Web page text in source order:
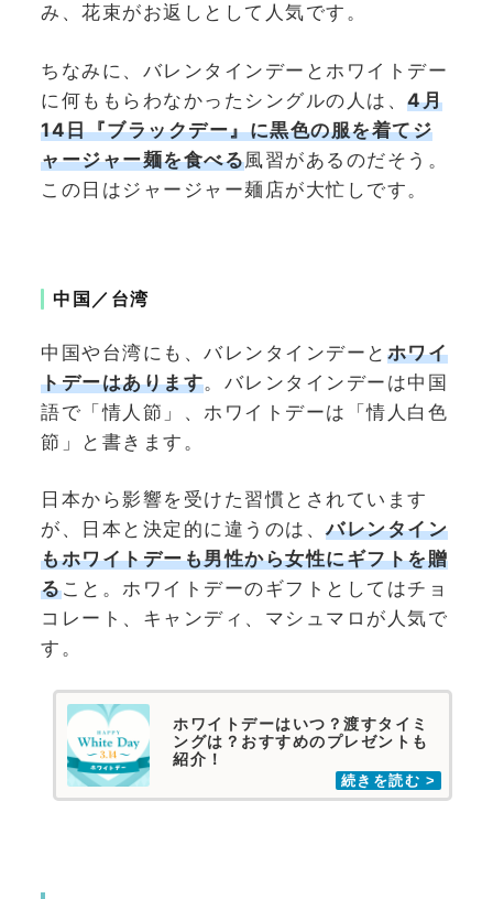
み、花束がお返しとして人気です。
ちなみに、バレンタインデーとホワイトデー
に何ももらわなかったシングルの人は、 4月
14日『ブラックデー』に黒色の服を着てジ
ャージャー麺を食べる風習があるのだそう。
この日はジャージャー麺店が大忙しです。
中国／台湾
中国や台湾にも、バレンタインデーと ホワイ
トデーはあります。バレンタインデーは中国
語で「情人節」、ホワイトデーは「情人白色
節」と書きます。
日本から影響を受けた習慣とされています
が、日本と決定的に違うのは、バレンタイン
もホワイトデーも男性から女性にギフトを贈
ること。ホワイトデーのギフトとしてはチョ
コレート、キャンディ、マシュマロが人気で
す。
ホワイトデーはいつ？渡すタイミ
ングは？おすすめのプレゼントも
紹介！